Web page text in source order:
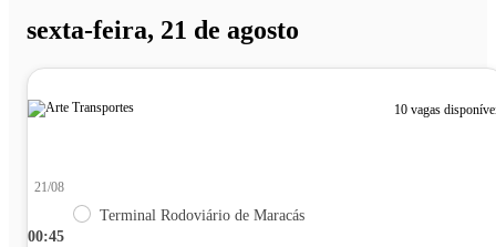
sexta-feira, 21 de agosto
10 vagas
00:45
21/08
Terminal Rodoviário de Maracás